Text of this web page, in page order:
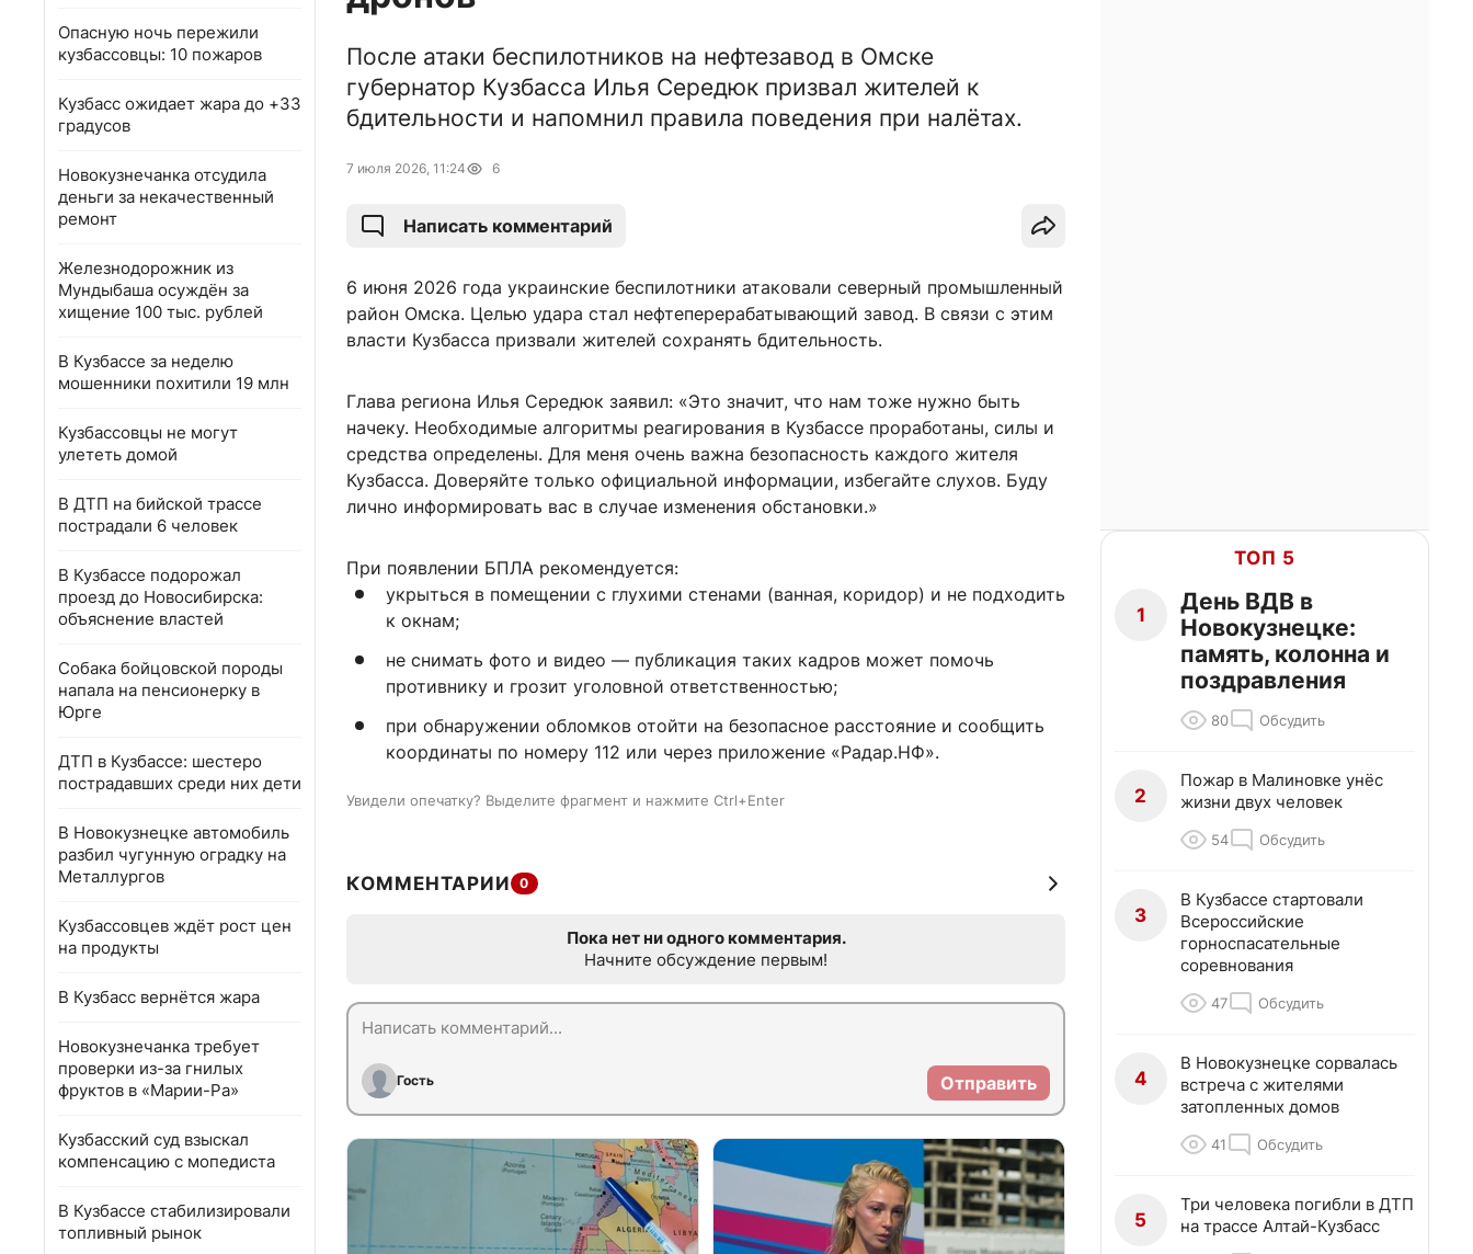
Опасную ночь пережили
кузбассовцы: 10 пожаров
Кузбасс ожидает жара до +33
градусов
Новокузнечанка отсудила
деньги за некачественный
ремонт
Железнодорожник из
Мундыбаша осуждён за
хищение 100 тыс. рублей
В Кузбассе за неделю
мошенники похитили 19 млн
Кузбассовцы не могут
улететь домой
В ДТП на бийской трассе
пострадали 6 человек
В Кузбассе подорожал
проезд до Новосибирска:
объяснение властей
Собака бойцовской породы
напала на пенсионерку в
Юрге
ДТП в Кузбассе: шестеро
пострадавших среди них дети
В Новокузнецке автомобиль
разбил чугунную оградку на
Металлургов
Кузбассовцев ждёт рост цен
на продукты
В Кузбасс вернётся жара
Новокузнечанка требует
проверки из-за гнилых
фруктов в «Марии-Ра»
Кузбасский суд взыскал
компенсацию с мопедиста
В Кузбассе стабилизировали
топливный рынок
После атаки беспилотников на нефтезавод в Омске
губернатор Кузбасса Илья Середюк призвал жителей к
бдительности и напомнил правила поведения при налётах.
7 июля 2026, 11:24 6
Написать комментарий
6 июня 2026 года украинские беспилотники атаковали северный промышленный
район Омска. Целью удара стал нефтеперерабатывающий завод. В связи с этим
власти Кузбасса призвали жителей сохранять бдительность.
Глава региона Илья Середюк заявил: «Это значит, что нам тоже нужно быть
начеку. Необходимые алгоритмы реагирования в Кузбассе проработаны, силы и
средства определены. Для меня очень важна безопасность каждого жителя
Кузбасса. Доверяйте только официальной информации, избегайте слухов. Буду
лично информировать вас в случае изменения обстановки.»
При появлении БПЛА рекомендуется:
укрыться в помещении с глухими стенами (ванная, коридор) и не подходить
к окнам;
не снимать фото и видео — публикация таких кадров может помочь
противнику и грозит уголовной ответственностью;
при обнаружении обломков отойти на безопасное расстояние и сообщить
координаты по номеру 112 или через приложение «Радар.НФ».
Увидели опечатку? Выделите фрагмент и нажмите Ctrl+Enter
КОММЕНТАРИИ 0
Пока нет ни одного комментария.
Начните обсуждение первым!
Гость Отправить
ТОП 5
1
День ВДВ в
Новокузнецке:
память, колонна и
поздравления
80 Обсудить
2
Пожар в Малиновке унёс
жизни двух человек
54 Обсудить
3
В Кузбассе стартовали
Всероссийские
горноспасательные
соревнования
47 Обсудить
4
В Новокузнецке сорвалась
встреча с жителями
затопленных домов
41 Обсудить
5
Три человека погибли в ДТП
на трассе Алтай-Кузбасс